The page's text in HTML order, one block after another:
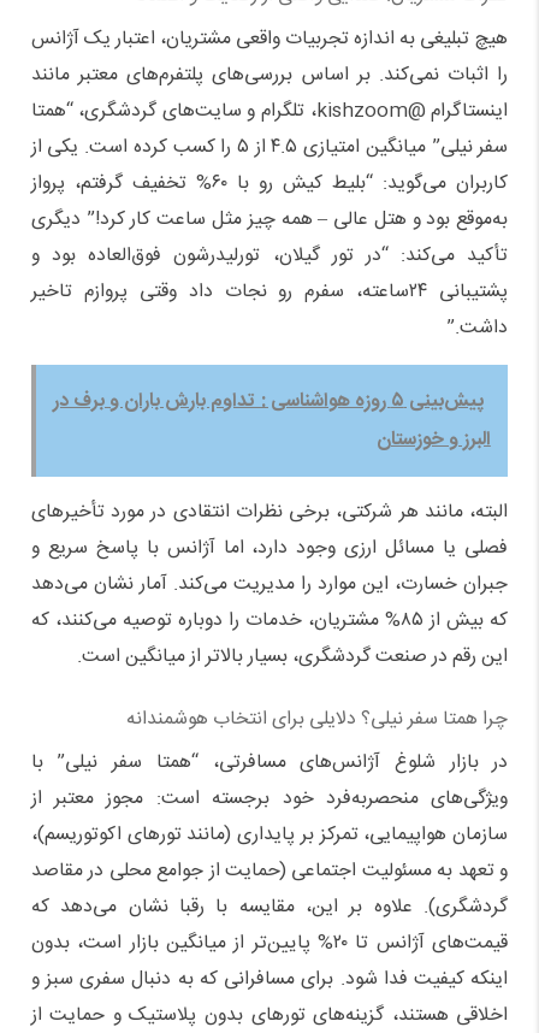
هیچ تبلیغی به اندازه تجربیات واقعی مشتریان، اعتبار یک آژانس
را اثبات نمی‌کند. بر اساس بررسی‌های پلتفرم‌های معتبر مانند
اینستاگرام @kishzoom، تلگرام و سایت‌های گردشگری، “همتا
سفر نیلی” میانگین امتیازی ۴.۵ از ۵ را کسب کرده است. یکی از
کاربران می‌گوید: “بلیط کیش رو با ۶۰% تخفیف گرفتم، پرواز
به‌موقع بود و هتل عالی – همه چیز مثل ساعت کار کرد!” دیگری
تأکید می‌کند: “در تور گیلان، تورلیدرشون فوق‌العاده بود و
پشتیبانی ۲۴ساعته، سفرم رو نجات داد وقتی پروازم تاخیر
داشت.”
پیش‌بینی ۵ روزه هواشناسی : تداوم بارش باران و برف در
البرز و خوزستان
البته، مانند هر شرکتی، برخی نظرات انتقادی در مورد تأخیرهای
فصلی یا مسائل ارزی وجود دارد، اما آژانس با پاسخ سریع و
جبران خسارت، این موارد را مدیریت می‌کند. آمار نشان می‌دهد
که بیش از ۸۵% مشتریان، خدمات را دوباره توصیه می‌کنند، که
این رقم در صنعت گردشگری، بسیار بالاتر از میانگین است.
چرا همتا سفر نیلی؟ دلایلی برای انتخاب هوشمندانه
در بازار شلوغ آژانس‌های مسافرتی، “همتا سفر نیلی” با
ویژگی‌های منحصربه‌فرد خود برجسته است: مجوز معتبر از
سازمان هواپیمایی، تمرکز بر پایداری (مانند تورهای اکوتوریسم)،
و تعهد به مسئولیت اجتماعی (حمایت از جوامع محلی در مقاصد
گردشگری). علاوه بر این، مقایسه با رقبا نشان می‌دهد که
قیمت‌های آژانس تا ۲۰% پایین‌تر از میانگین بازار است، بدون
اینکه کیفیت فدا شود. برای مسافرانی که به دنبال سفری سبز و
اخلاقی هستند، گزینه‌های تورهای بدون پلاستیک و حمایت از